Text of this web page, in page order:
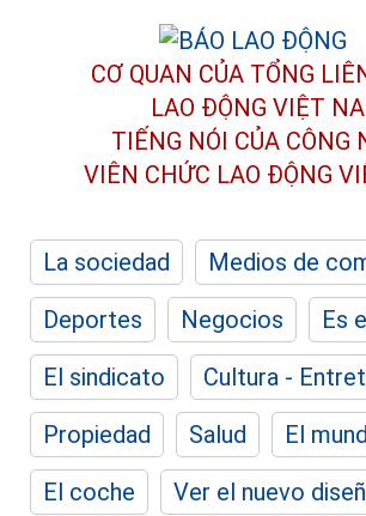
CƠ QUAN CỦA TỔNG
LAO ĐỘNG VIỆT
TIẾNG NÓI CỦA CÔNG
VIÊN CHỨC LAO ĐỘNG
La sociedad
Medios de
Deportes
Negocios
Es
El sindicato
Cultura -
Propiedad
Salud
El
El coche
Ver el nuevo